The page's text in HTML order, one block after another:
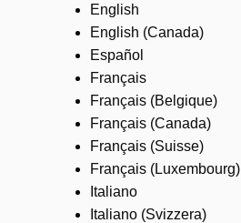
English
English (Canada)
Español
Français
Français (Belgique)
Français (Canada)
Français (Suisse)
Français (Luxembourg)
Italiano
Italiano (Svizzera)